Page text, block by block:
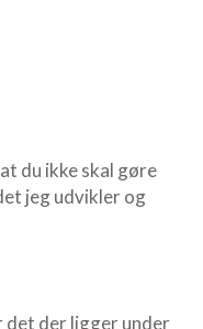
du ikke skal gøre
jeg udvikler og
det der ligger under